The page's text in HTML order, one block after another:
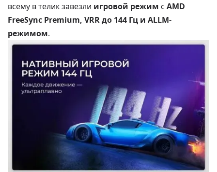
всему в телик завезли игровой режим с AMD
FreeSync Premium, VRR до 144 Гц и ALLM-
режимом.